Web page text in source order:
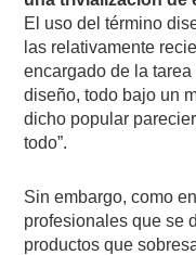
El uso del término
las relativamente
encargado de la
diseño, todo bajo un
dicho popular
todo”.
Sin embargo, como
profesionales que se
productos que